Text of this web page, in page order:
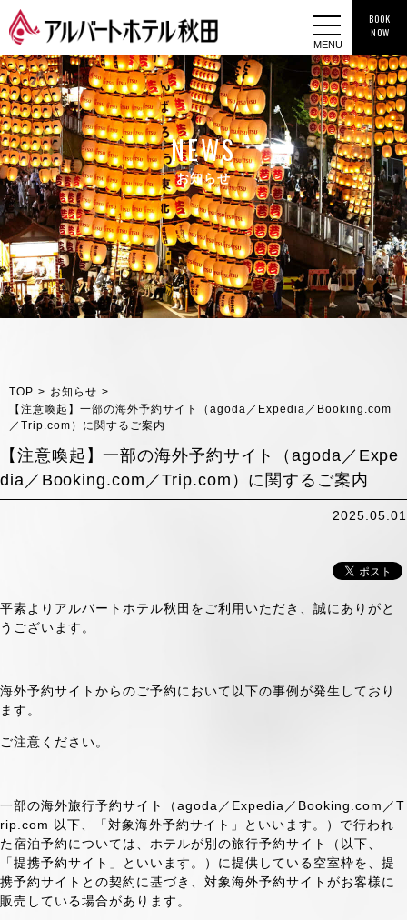
MENU
BOOK
NOW
NEWS
お知らせ
TOP > お知らせ >
【注意喚起】一部の海外予約サイト（agoda／Expedia／Booking.com
／Trip.com）に関するご案内
【注意喚起】一部の海外予約サイト（agoda／Expe
dia／Booking.com／Trip.com）に関するご案内
2025.05.01
平素よりアルバートホテル秋田をご利用いただき、誠にありがと
うございます。
海外予約サイトからのご予約において以下の事例が発生しており
ます。
ご注意ください。
一部の海外旅行予約サイト（agoda／Expedia／Booking.com／T
rip.com 以下、「対象海外予約サイト」といいます。）で行われ
た宿泊予約については、ホテルが別の旅行予約サイト（以下、
「提携予約サイト」といいます。）に提供している空室枠を、提
携予約サイトとの契約に基づき、対象海外予約サイトがお客様に
販売している場合があります。